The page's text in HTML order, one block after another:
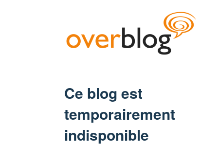
Ce blog est
temporairement
indisponible